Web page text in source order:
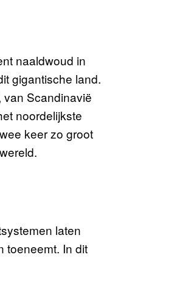
naaldwoud in
gigantische land.
van Scandinavië
noordelijkste
keer zo groot
laten
toeneemt. In dit